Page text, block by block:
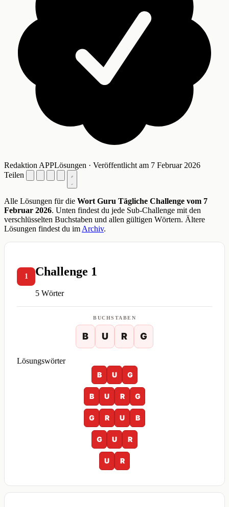
Redaktion APPLösungen · Veröffentlicht am 7 Februar 2026
Teilen
Alle Lösungen für die Wort Guru Tägliche Challenge vom 7
Februar 2026. Unten findest du jede Sub-Challenge mit den
verschlüsselten Buchstaben und allen gültigen Wörtern. Ältere
Lösungen findest du imArchiv.
1 Challenge 1
5 Wörter
BUCHSTABEN
B U R G
Lösungswörter
B
U G
B U R G
G R U B
G U R
U R